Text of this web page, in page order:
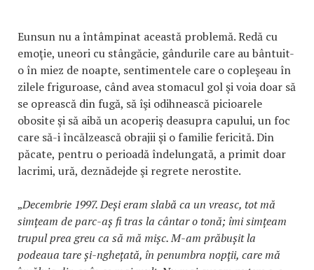
Eunsun nu a întâmpinat această problemă. Redă cu
emoţie, uneori cu stângăcie, gândurile care au bântuit-
o în miez de noapte, sentimentele care o copleşeau în
zilele friguroase, când avea stomacul gol şi voia doar să
se oprească din fugă, să îşi odihnească picioarele
obosite şi să aibă un acoperiş deasupra capului, un foc
care să-i încălzească obrajii şi o familie fericită. Din
păcate, pentru o perioadă îndelungată, a primit doar
lacrimi, ură, deznădejde şi regrete nerostite.
„Decembrie 1997. Deși eram slabă ca un vreasc, tot mă
simțeam de parc-aș fi tras la cântar o tonă; îmi simțeam
trupul prea greu ca să mă mișc. M-am prăbușit la
podeaua tare și-nghețată, în penumbra nopții, care mă